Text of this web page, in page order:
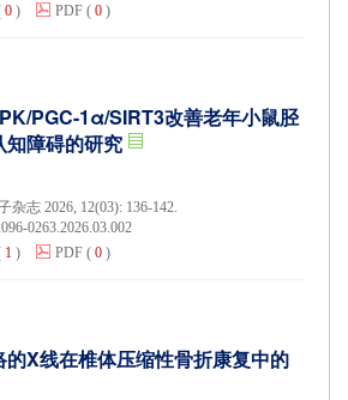
0 ) PDF ( 0 )
PGC-1α/SIRT3改善老年小鼠胫
知障碍的研究
志 2026, 12(03): 136-142.
0263.2026.03.002
1 ) PDF ( 0 )
X线在椎体压缩性骨折康复中的